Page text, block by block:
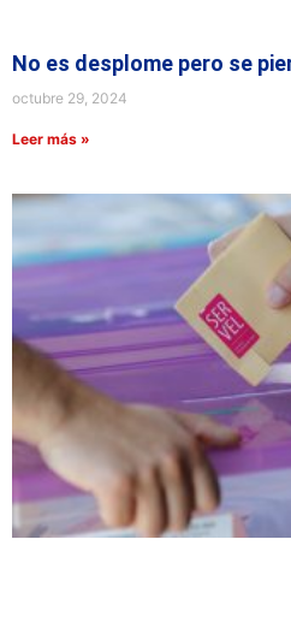
No es desplome pero se
octubre 29, 2024
Leer más »